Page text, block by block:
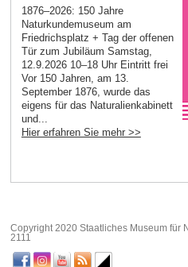
1876–2026: 150 Jahre
Naturkundemuseum am
Friedrichsplatz + Tag der offenen
Tür zum Jubiläum Samstag,
12.9.2026 10–18 Uhr Eintritt frei
Vor 150 Jahren, am 13.
September 1876, wurde das
eigens für das Naturalienkabinett
und...
Hier erfahren Sie mehr >>
Copyright 2020 Staatliches Museum für
2111